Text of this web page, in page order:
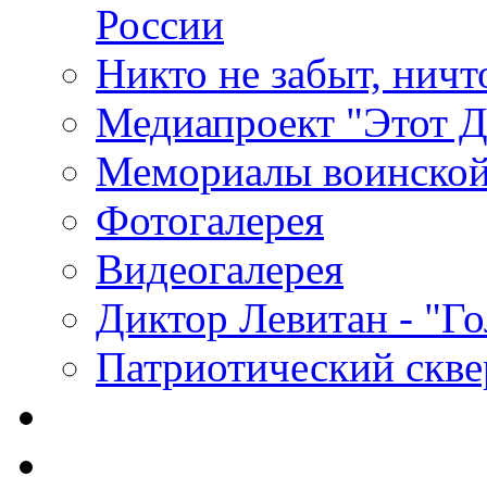
России
Никто не забыт,
Медиапроект "Этот
Мемориалы
Фотогалерея
Видеогалерея
Диктор Левитан -
Патриотический